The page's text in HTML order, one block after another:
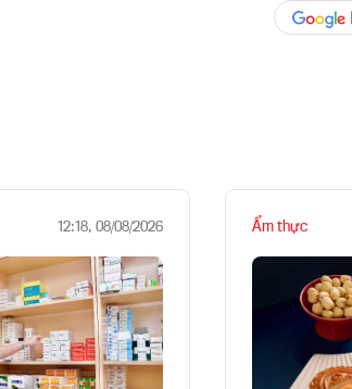
12:18, 08/08/2026 Ẩm thực